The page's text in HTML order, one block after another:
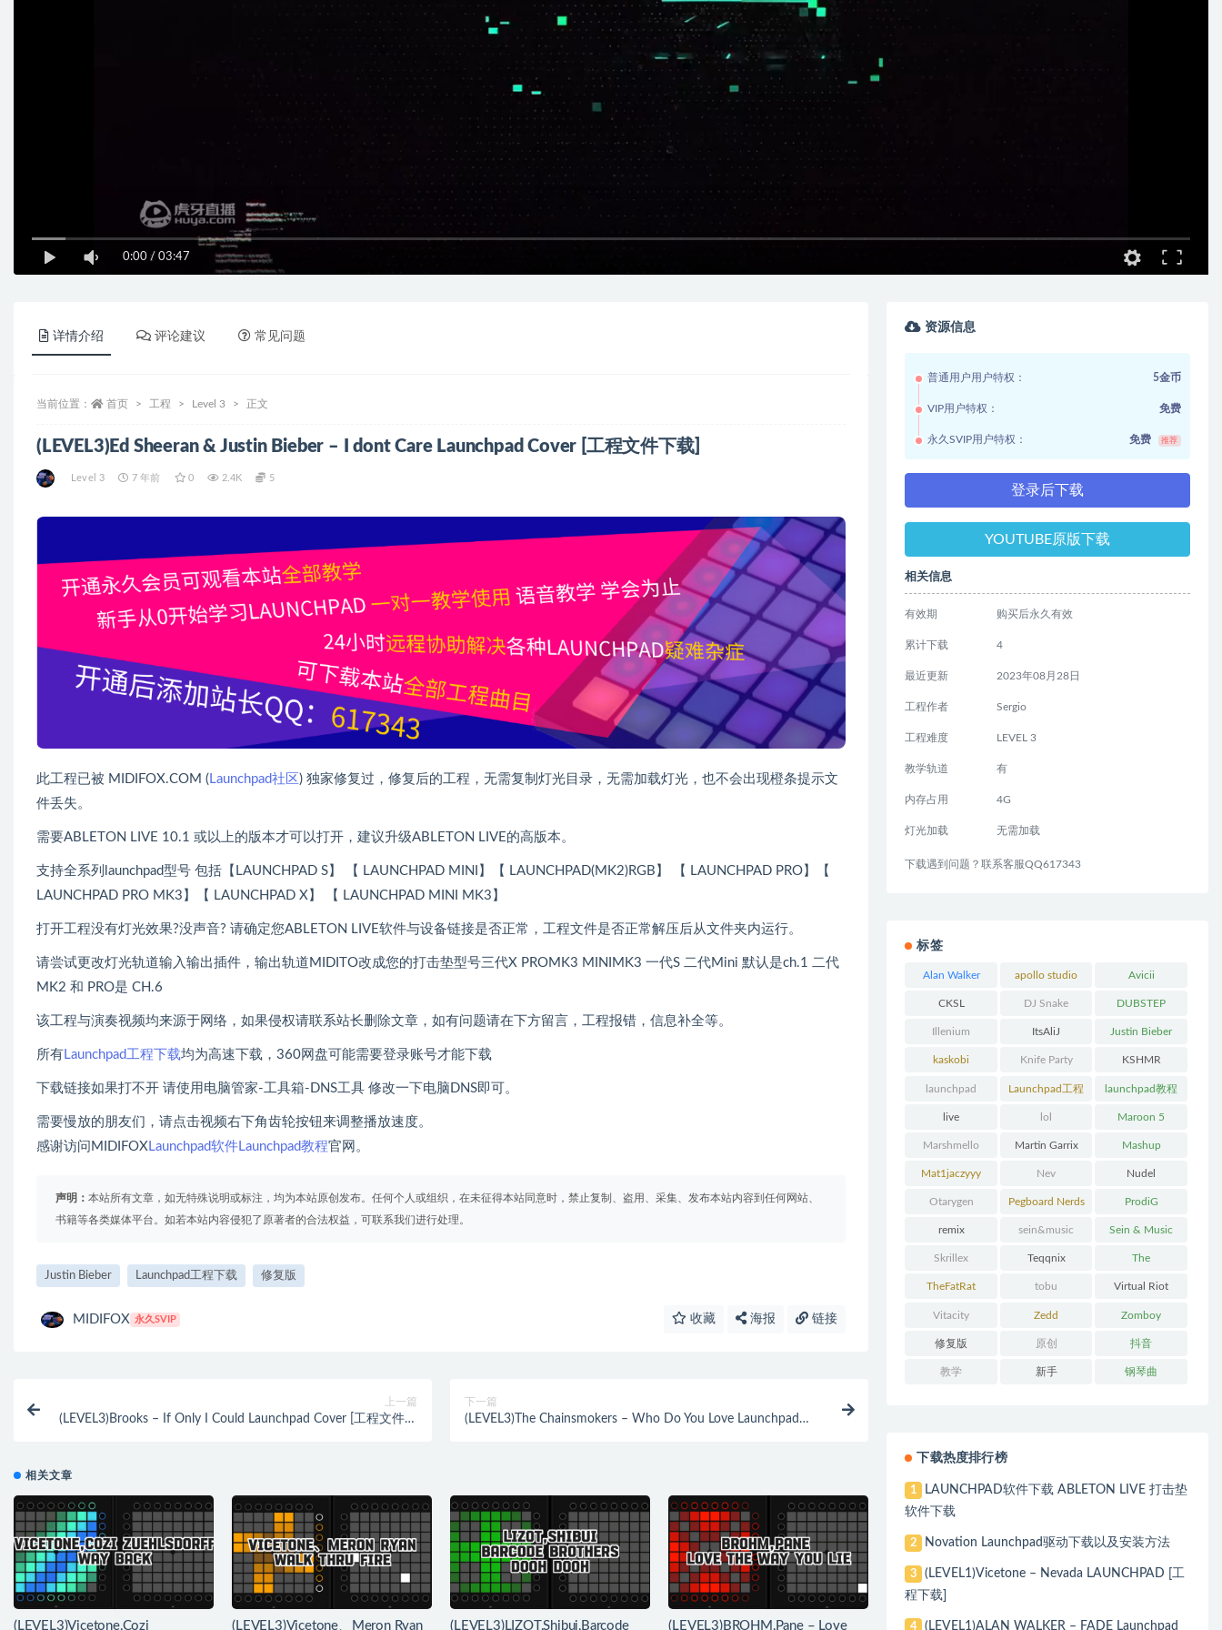
0:00 / 03:47
详情介绍 评论建议 常见问题
当前位置： 首页 工程 Level 3 正文
(LEVEL3)Ed Sheeran & Justin Bieber – I dont Care Launchpad Cover [工程文件下载]
Level 3 7 年前 0 2.4K 5
此工程已被 MIDIFOX.COM ( Launchpad社区 ) 独家修复过，修复后的工程，无需复制灯光目录，无需加载灯光，也不会出现橙条提示文
件丢失。
需要ABLETON LIVE 10.1 或以上的版本才可以打开，建议升级ABLETON LIVE的高版本。
支持全系列launchpad型号 包括【LAUNCHPAD S】 【 LAUNCHPAD MINI】【 LAUNCHPAD(MK2)RGB】 【 LAUNCHPAD PRO】【
LAUNCHPAD PRO MK3】【 LAUNCHPAD X】 【 LAUNCHPAD MINI MK3】
打开工程没有灯光效果?没声音? 请确定您ABLETON LIVE软件与设备链接是否正常，工程文件是否正常解压后从文件夹内运行。
请尝试更改灯光轨道输入输出插件，输出轨道MIDITO改成您的打击垫型号三代X PROMK3 MINIMK3 一代S 二代Mini 默认是ch.1 二代
MK2 和 PRO是 CH.6
该工程与演奏视频均来源于网络，如果侵权请联系站长删除文章，如有问题请在下方留言，工程报错，信息补全等。
所有Launchpad工程下载均为高速下载，360网盘可能需要登录账号才能下载
下载链接如果打不开 请使用电脑管家-工具箱-DNS工具 修改一下电脑DNS即可。
需要慢放的朋友们，请点击视频右下角齿轮按钮来调整播放速度。
感谢访问MIDIFOXLaunchpad软件Launchpad教程官网。
声明： 本站所有文章，如无特殊说明或标注，均为本站原创发布。任何个人或组织，在未征得本站同意时，禁止复制、盗用、采集、发布本站内容到任何网站、
书籍等各类媒体平台。如若本站内容侵犯了原著者的合法权益，可联系我们进行处理。
Justin Bieber Launchpad工程下载 修复版
MIDIFOX 永久SVIP 收藏 海报 链接
上一篇
(LEVEL3)Brooks – If Only I Could Launchpad Cover [工程文件下
下一篇
(LEVEL3)The Chainsmokers – Who Do You Love Launchpad
相关文章
(LEVEL3)Vicetone,Cozi (LEVEL3)Vicetone、Meron Ryan (LEVEL3)LIZOT,Shibui,Barcode (LEVEL3)BROHM,Pane – Love
资源信息
普通用户用户特权： 5金币
VIP用户特权： 免费
永久SVIP用户特权： 免费 推荐
登录后下载
YOUTUBE原版下载
相关信息
有效期 购买后永久有效
累计下载 4
最近更新 2023年08月28日
工程作者 Sergio
工程难度 LEVEL 3
教学轨道 有
内存占用 4G
灯光加载 无需加载
下载遇到问题？联系客服QQ617343
标签
Alan Walker apollo studio Avicii
CKSL DJ Snake DUBSTEP
Illenium ItsAliJ Justin Bieber
kaskobi Knife Party KSHMR
launchpad Launchpad工程
下载
launchpad教程
live lol Maroon 5
Marshmello Martin Garrix Mashup
Mat1jaczyyy Nev Nudel
Otarygen Pegboard Nerds ProdiG
remix sein&music Sein & Music
Skrillex Teqqnix The
Chainsmokers
TheFatRat tobu Virtual Riot
Vitacity Zedd Zomboy
修复版 原创 抖音
教学 新手 钢琴曲
下载热度排行榜
1
LAUNCHPAD软件下载 ABLETON LIVE 打击垫
软件下载
2 Novation Launchpad驱动下载以及安装方法
3
(LEVEL1)Vicetone – Nevada LAUNCHPAD [工
程下载]
4 (LEVEL1)ALAN WALKER – FADE Launchpad